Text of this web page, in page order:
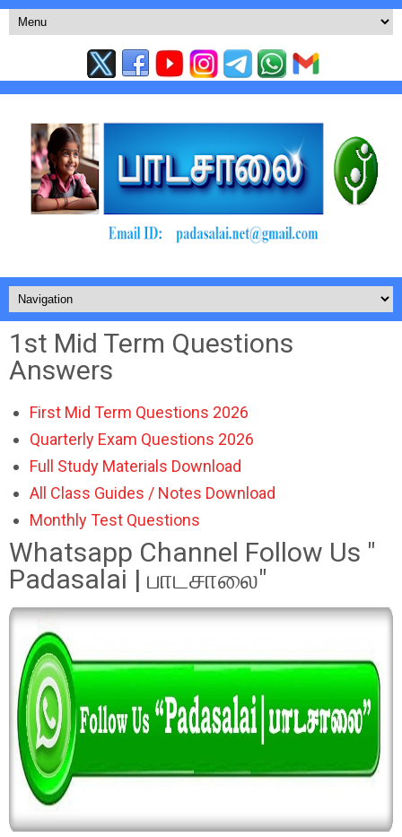
1st Mid Term Questions
Answers
First Mid Term Questions 2026
Quarterly Exam Questions 2026
Full Study Materials Download
All Class Guides / Notes Download
Monthly Test Questions
Whatsapp Channel Follow Us "
Padasalai | பாடசாலை"